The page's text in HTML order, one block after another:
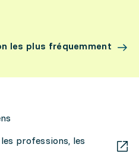
les plus fréquemment
professions, les